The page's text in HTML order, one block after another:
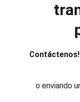
Contáctenos!
o enviando